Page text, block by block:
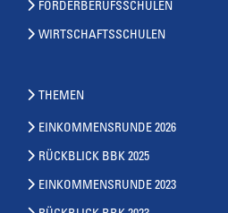
FÖRDERBERUFSSCHULEN
WIRTSCHAFTSSCHULEN
THEMEN
EINKOMMENSRUNDE 2026
RÜCKBLICK BBK 2025
EINKOMMENSRUNDE 2023